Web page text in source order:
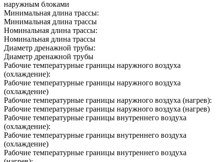
наружным блоками
Минимальная длина трассы:
Минимальная длина трассы
Номинальная длина трассы:
Номинальная длина трассы
Диаметр дренажной трубы:
Диаметр дренажной трубы
Рабочие температурные границы наружного воздуха
(охлаждение):
Рабочие температурные границы наружного воздуха
(охлаждение)
Рабочие температурные границы наружного воздуха (нагрев):
Рабочие температурные границы наружного воздуха (нагрев)
Рабочие температурные границы внутреннего воздуха
(охлаждение):
Рабочие температурные границы внутреннего воздуха
(охлаждение)
Рабочие температурные границы внутреннего воздуха